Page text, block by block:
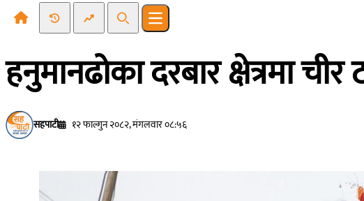
Recent NewsTrending News
SearchOpen main menu
हनुमानढोका दरबार क्षेत्रमा
सहपाटी १२ फाल्गुन २०८२, मंगलवार ०८:५६